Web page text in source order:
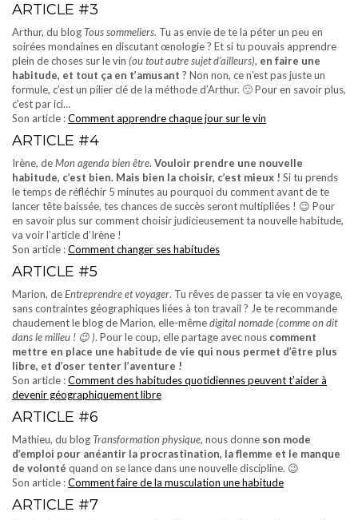
ARTICLE #3
Arthur, du blog Tous sommeliers. Tu as envie de te la péter un peu en
soirées mondaines en discutant œnologie ? Et si tu pouvais apprendre
plein de choses sur le vin (ou tout autre sujet d’ailleurs), en faire une
habitude, et tout ça en t’amusant ? Non non, ce n’est pas juste un
formule, c’est un pilier clé de la méthode d’Arthur. 🙂 Pour en savoir plus,
c’est par ici…
Son article :Comment apprendre chaque jour sur le vin
ARTICLE #4
Irène, deMon agenda bien être. Vouloir prendre une nouvelle
habitude, c’est bien. Mais bien la choisir, c’est mieux ! Si tu prends
le temps de réfléchir 5 minutes au pourquoi du comment avant de te
lancer tête baissée, tes chances de succès seront multipliées ! 😉 Pour
en savoir plus sur comment choisir judicieusement ta nouvelle habitude,
va voir l’article d’Irène !
Son article :Comment changer ses habitudes
ARTICLE #5
Marion, deEntreprendre et voyager. Tu rêves de passer ta vie en voyage,
sans contraintes géographiques liées à ton travail ? Je te recommande
chaudement le blog de Marion, elle-mêmedigital nomade (comme on dit
dans le milieu ! 😉 ). Pour le coup, elle partage avec nous comment
mettre en place une habitude de vie qui nous permet d’être plus
libre, et d’oser tenter l’aventure !
Son article :Comment des habitudes quotidiennes peuvent t’aider à
devenir géographiquement libre
ARTICLE #6
Mathieu, du blog Transformation physique, nous donne son mode
d’emploi pour anéantir la procrastination, la flemme et le manque
de volonté quand on se lance dans une nouvelle discipline. 😉
Son article :Comment faire de la musculation une habitude
ARTICLE #7